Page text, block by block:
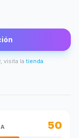
visita la tienda.
50